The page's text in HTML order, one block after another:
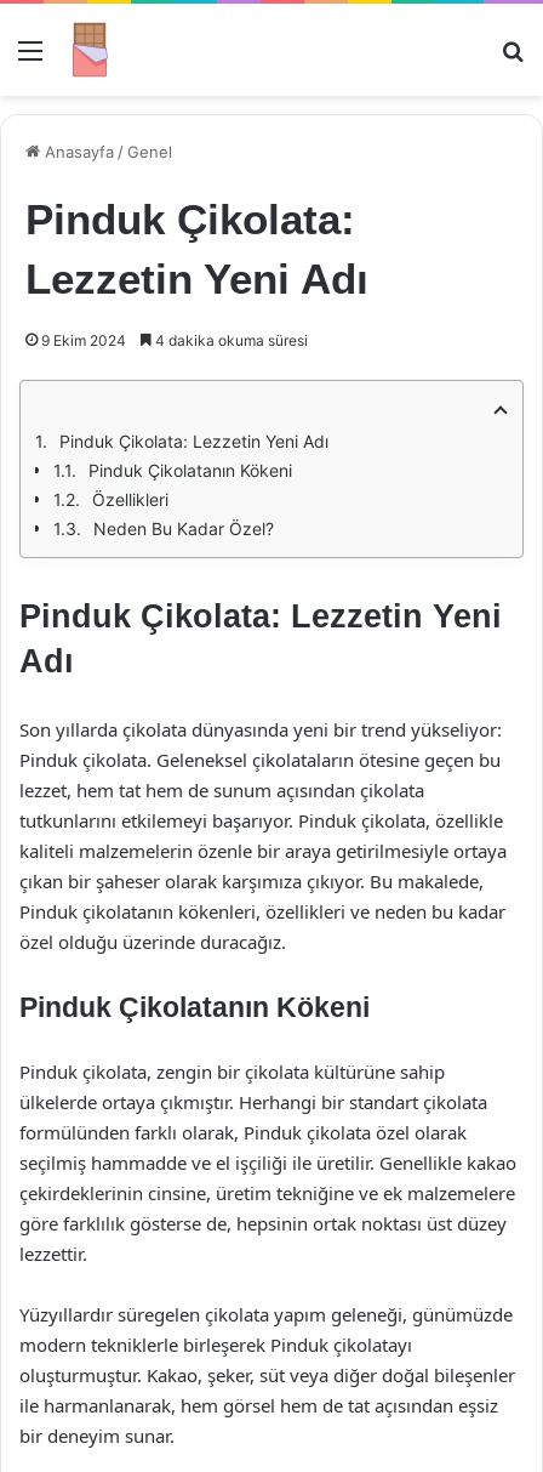
Menü
Anasayfa /Genel
Pinduk Çikolata:
Lezzetin Yeni Adı
9 Ekim 2024 4 dakika okuma süresi
Pinduk Çikolata: Lezzetin Yeni Adı
Pinduk Çikolatanın Kökeni
Özellikleri
Neden Bu Kadar Özel?
Pinduk Çikolata: Lezzetin Yeni
Adı
Son yıllarda çikolata dünyasında yeni bir trend yükseliyor:
Pinduk çikolata. Geleneksel çikolataların ötesine geçen bu
lezzet, hem tat hem de sunum açısından çikolata
tutkunlarını etkilemeyi başarıyor. Pinduk çikolata, özellikle
kaliteli malzemelerin özenle bir araya getirilmesiyle ortaya
çıkan bir şaheser olarak karşımıza çıkıyor. Bu makalede,
Pinduk çikolatanın kökenleri, özellikleri ve neden bu kadar
özel olduğu üzerinde duracağız.
Pinduk Çikolatanın Kökeni
Pinduk çikolata, zengin bir çikolata kültürüne sahip
ülkelerde ortaya çıkmıştır. Herhangi bir standart çikolata
formülünden farklı olarak, Pinduk çikolata özel olarak
seçilmiş hammadde ve el işçiliği ile üretilir. Genellikle kakao
çekirdeklerinin cinsine, üretim tekniğine ve ek malzemelere
göre farklılık gösterse de, hepsinin ortak noktası üst düzey
lezzettir.
Yüzyıllardır süregelen çikolata yapım geleneği, günümüzde
modern tekniklerle birleşerek Pinduk çikolatayı
oluşturmuştur. Kakao, şeker, süt veya diğer doğal bileşenler
ile harmanlanarak, hem görsel hem de tat açısından eşsiz
bir deneyim sunar.